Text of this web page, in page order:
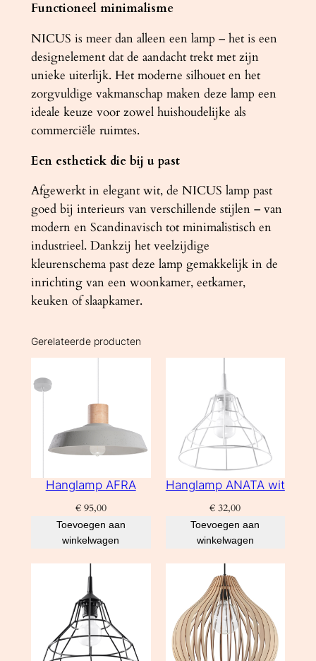
t
a
l
Functioneel minimalisme
NICUS is meer dan alleen een lamp – het is een
designelement dat de aandacht trekt met zijn
unieke uiterlijk. Het moderne silhouet en het
zorgvuldige vakmanschap maken deze lamp een
ideale keuze voor zowel huishoudelijke als
commerciële ruimtes.
Een esthetiek die bij u past
Afgewerkt in elegant wit, de NICUS lamp past
goed bij interieurs van verschillende stijlen – van
modern en Scandinavisch tot minimalistisch en
industrieel. Dankzij het veelzijdige
kleurenschema past deze lamp gemakkelijk in de
inrichting van een woonkamer, eetkamer,
keuken of slaapkamer.
Gerelateerde producten
Hanglamp AFRA
€95,00
Toevoegen aan
winkelwagen
Hanglamp ANATA wit
€ 32,00
Toevoegen aan
winkelwagen